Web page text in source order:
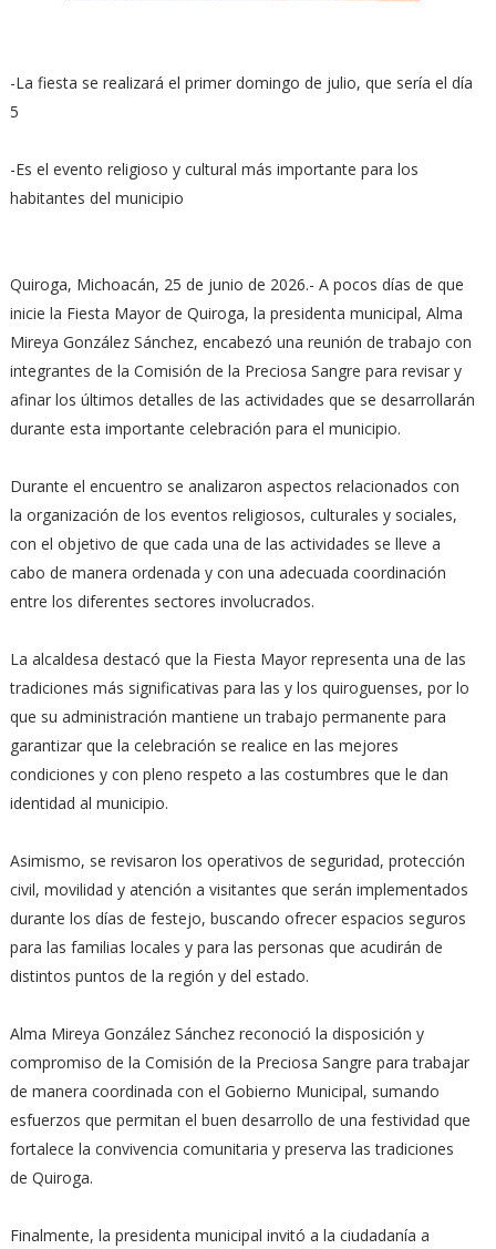
-La fiesta se realizará el primer domingo de julio, que sería el día
5
-Es el evento religioso y cultural más importante para los
habitantes del municipio
Quiroga, Michoacán, 25 de junio de 2026.- A pocos días de que
inicie la Fiesta Mayor de Quiroga, la presidenta municipal, Alma
Mireya González Sánchez, encabezó una reunión de trabajo con
integrantes de la Comisión de la Preciosa Sangre para revisar y
afinar los últimos detalles de las actividades que se desarrollarán
durante esta importante celebración para el municipio.
Durante el encuentro se analizaron aspectos relacionados con
la organización de los eventos religiosos, culturales y sociales,
con el objetivo de que cada una de las actividades se lleve a
cabo de manera ordenada y con una adecuada coordinación
entre los diferentes sectores involucrados.
La alcaldesa destacó que la Fiesta Mayor representa una de las
tradiciones más significativas para las y los quiroguenses, por lo
que su administración mantiene un trabajo permanente para
garantizar que la celebración se realice en las mejores
condiciones y con pleno respeto a las costumbres que le dan
identidad al municipio.
Asimismo, se revisaron los operativos de seguridad, protección
civil, movilidad y atención a visitantes que serán implementados
durante los días de festejo, buscando ofrecer espacios seguros
para las familias locales y para las personas que acudirán de
distintos puntos de la región y del estado.
Alma Mireya González Sánchez reconoció la disposición y
compromiso de la Comisión de la Preciosa Sangre para trabajar
de manera coordinada con el Gobierno Municipal, sumando
esfuerzos que permitan el buen desarrollo de una festividad que
fortalece la convivencia comunitaria y preserva las tradiciones
de Quiroga.
Finalmente, la presidenta municipal invitó a la ciudadanía a